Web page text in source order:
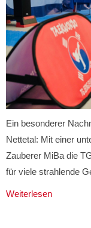
Ein besonderer
Nettetal: Mit einer
Zauberer MiBa die
für viele strahlende
Weiterlesen